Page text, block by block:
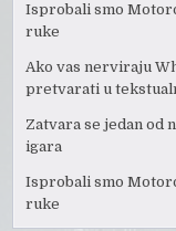
Isprobali smo
ruke
Ako vas nerviraju
pretvarati u
Zatvara se jedan od
igara
Isprobali smo
ruke